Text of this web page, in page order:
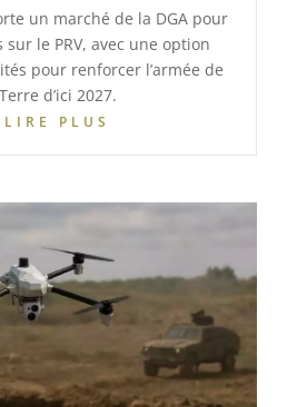
un marché de la DGA pour
sur le PRV, avec une option
pour renforcer l’armée de
Terre d’ici 2027.
LIRE PLUS